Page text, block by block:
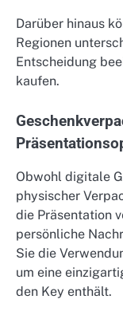
Darüber hinaus
Regionen
Entscheidung
kaufen.
Obwohl digitale
physischer
die Präsentation
persönliche
Sie die
um eine
den Key enthält.